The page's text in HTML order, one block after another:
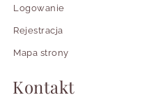
Logowanie
Rejestracja
Mapa strony
Kontakt